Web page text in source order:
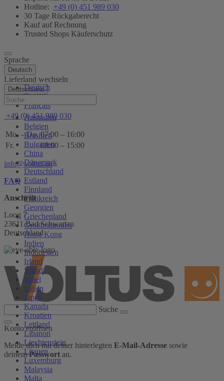
Hotline: +49 (0) 451 989 030
30 Tage Rückgaberecht
Kauf auf Rechnung
Trusted Shops Käuferschutz
Sprache
Deutsch
Deutsch
English
Français
Lieferland wechseln
Deutschland
Australien
Belgien
Brasilien
Bulgarien
China
Dänemark
Deutschland
Estland
Finnland
Frankreich
Georgien
Griechenland
Großbritannien
Hong Kong
Indien
Indonesien
Irland
Island
Israel
Italien
Japan
Kanada
Kroatien
Lettland
Libanon
Liechtenstein
Litauen
Luxemburg
Malaysia
Malta
Hilfe
+49 (0) 451 989 030
Mo. – Do. 07:00 – 16:00
Fr.
08:00 – 15:00
info@voltus.de
FAQ
Anschrift
Loog 7
23611 Bad Schwartau
Deutschland
Suche
Konto eröffnen
Melde dich mit deiner hinterlegten E-Mail-Adresse sowie
deinemPasswort an.